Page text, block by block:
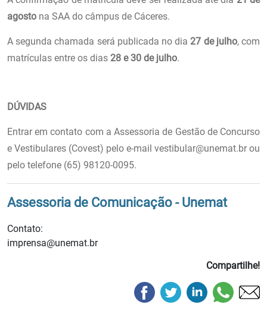
agosto na SAA do câmpus de Cáceres.
A segunda chamada será publicada no dia27 de julho, com
matrículas entre os dias 28 e 30 de julho.
DÚVIDAS
Entrar em contato com a Assessoria de Gestão de Concurso
e Vestibulares (Covest) pelo e-mail vestibular@unemat.br ou
pelo telefone (65) 98120-0095.
Assessoria de Comunicação - Unemat
Contato:
imprensa@unemat.br
Compartilhe!